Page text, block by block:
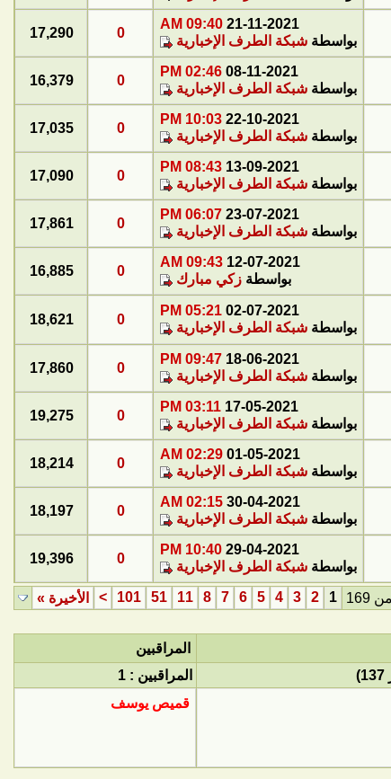
21-11-2021
09:40 AM
بواسطة شبكة الطرف الإخبارية
0
17,290
08-11-2021
02:46 PM
بواسطة شبكة الطرف الإخبارية
0
16,379
22-10-2021
10:03 PM
بواسطة شبكة الطرف الإخبارية
0
17,035
13-09-2021
08:43 PM
بواسطة شبكة الطرف الإخبارية
0
17,090
23-07-2021
06:07 PM
بواسطة شبكة الطرف الإخبارية
0
17,861
12-07-2021
09:43 AM
بواسطة زكي مبارك
0
16,885
02-07-2021
05:21 PM
بواسطة شبكة الطرف الإخبارية
0
18,621
18-06-2021
09:47 PM
بواسطة شبكة الطرف الإخبارية
0
17,860
17-05-2021
03:11 PM
بواسطة شبكة الطرف الإخبارية
0
19,275
01-05-2021
02:29 AM
بواسطة شبكة الطرف الإخبارية
0
18,214
30-04-2021
02:15 AM
بواسطة شبكة الطرف الإخبارية
0
18,197
29-04-2021
10:40 PM
بواسطة شبكة الطرف الإخبارية
0
19,396
1
2
3
4
5
6
7
8
11
51
101
> الأخيرة »
المراقبين
المراقبين : 1
قميص يوسف